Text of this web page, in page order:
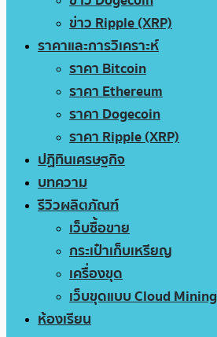
ข่าว Ripple (XRP)
ราคาและการวิเคราะห์
ราคา Bitcoin
ราคา Ethereum
ราคา Dogecoin
ราคา Ripple (XRP)
ปฏิทินเศรษฐกิจ
บทความ
รีวิวผลิตภัณฑ์
เว็บซื้อขาย
กระเป๋าเก็บเหรียญ
เครื่องขุด
เว็บขุดแบบ Cloud Mining
ห้องเรียน